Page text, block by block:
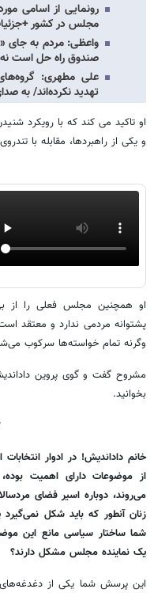
رونمایی از اسامی
مجلس در کشور
واعظی: مردم به جای
صندوق راه حل است نه
علی مطهری:
تهدید نکرده‌اند/ به
او تاکید می کند که با رویکرد
و یکی از راهبردها، مقابله با
او همچنین مجلس فعلی را از
پشتوانه مردمی ندارد و معتقد است
وگرنه تمام خواسته‌ها سرکوب
مشروح گفت و گوی پروین داداندیش
بخوانید.
خانم داداندیش! در ادوار
از موضوعات دارای اهمیت
می‌روند، دوباره اسیر فضای
زنان آنطور که باید شکل
شما ساختار سیاسی مانع این
یک نماینده مجلس مشکل دارند؟
این پرسش شما یکی از